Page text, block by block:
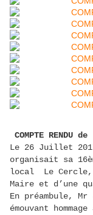
COMPTE RENDU
Le 26 Juillet
organisait sa
local Le Cercle,
Maire et d’une
En préambule,
émouvant